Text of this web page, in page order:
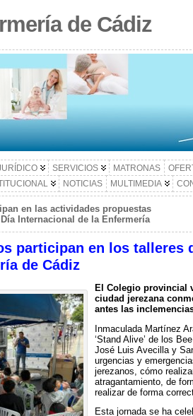
de Cádiz
SERVICIOS MATRONAS
NOTICIAS MULTIMEDIA
en las actividades propuestas
Internacional de la Enfermería
participan en los talleres
de Cádiz
El Colegio provincial
ciudad jerezana
antes las
Inmaculada Martínez
‘Stand Alive’ de los
José Luis Avecilla y
urgencias y
jerezanos, cómo
atragantamiento, de
realizar de forma
Esta jornada se ha